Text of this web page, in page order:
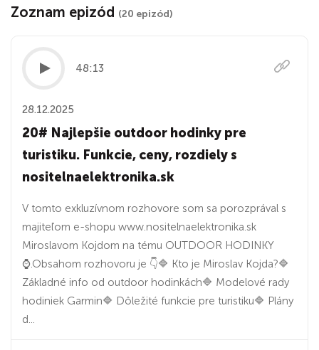
Zoznam epizód (20 epizód)
48:13
28.12.2025
20# Najlepšie outdoor hodinky pre
turistiku. Funkcie, ceny, rozdiely s
nositelnaelektronika.sk
V tomto exkluzívnom rozhovore som sa porozprával s
majiteľom e-shopu www.nositelnaelektronika.sk
Miroslavom Kojdom na tému OUTDOOR HODINKY
⌚.Obsahom rozhovoru je 👇🔷️ Kto je Miroslav Kojda?🔷️
Základné info od outdoor hodinkách🔷️ Modelové rady
hodiniek Garmin🔷️ Dôležité funkcie pre turistiku🔷️ Plány
d...